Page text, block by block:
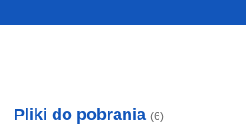
Pliki do pobrania (6)